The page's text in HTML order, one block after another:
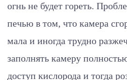
огнь не будет гореть.
печью в том, что камера
мала и иногда трудно
заполнять камеру
доступ кислорода и тогда